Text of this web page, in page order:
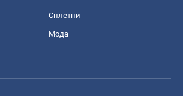
Сплетни
Мода